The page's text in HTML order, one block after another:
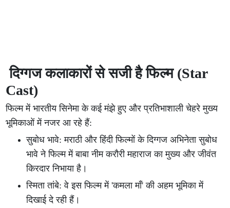
दिग्गज कलाकारों से सजी है फिल्म (Star
Cast)
फिल्म में भारतीय सिनेमा के कई मंझे हुए और प्रतिभाशाली चेहरे मुख्य
भूमिकाओं में नजर आ रहे हैं:
सुबोध भावे: मराठी और हिंदी फिल्मों के दिग्गज अभिनेता सुबोध
भावे ने फिल्म में बाबा नीम करौरी महाराज का मुख्य और जीवंत
किरदार निभाया है।
स्मिता तांबे: वे इस फिल्म में 'कमला माँ' की अहम भूमिका में
दिखाई दे रही हैं।